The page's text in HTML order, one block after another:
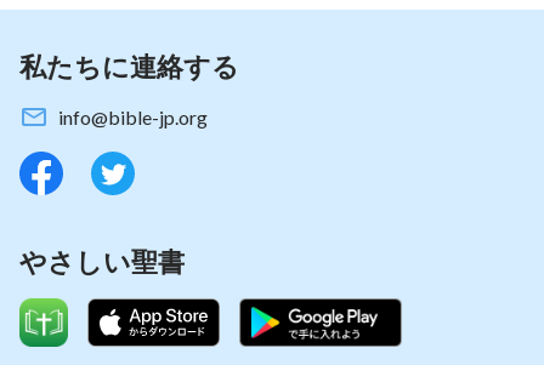
私たちに連絡する
info@bible-jp.org
やさしい聖書